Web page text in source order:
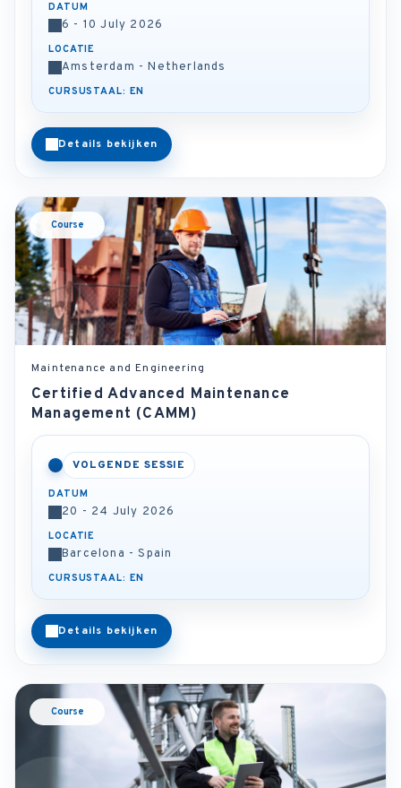
DATUM
6 - 10 July 2026
LOCATIE
Amsterdam - Netherlands
CURSUSTAAL: EN
Details bekijken
Course
Maintenance and Engineering
Certified Advanced Maintenance
Management (CAMM)
VOLGENDE SESSIE
DATUM
20 - 24 July 2026
LOCATIE
Barcelona - Spain
CURSUSTAAL: EN
Details bekijken
Course